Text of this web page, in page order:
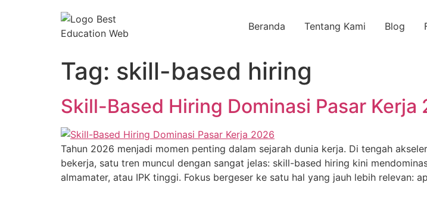
Beranda Tentang Kami Blog
Tag: skill-based hiring
Skill-Based Hiring Dominasi Pasar Kerja
Tahun 2026 menjadi momen penting dalam sejarah dunia kerja. Di tengah
bekerja, satu tren muncul dengan sangat jelas: skill-based hiring kini
almamater, atau IPK tinggi. Fokus bergeser ke satu hal yang jauh lebih relevan: